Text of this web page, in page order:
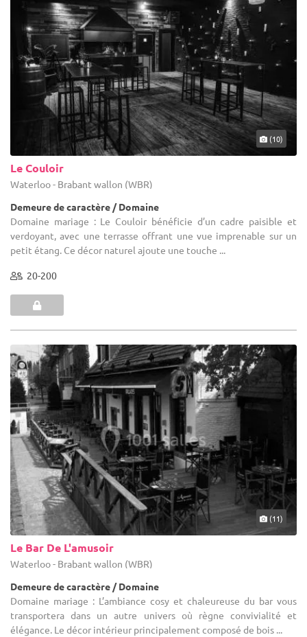
(10)
Le Couloir
Waterloo - Brabant wallon (WBR)
Demeure de caractère / Domaine
Domaine mariage : Le Couloir bénéficie d’un cadre paisible et
verdoyant, avec une terrasse offrant une vue imprenable sur un
petit étang. Ce décor naturel ajoute une touche ...
20-200
(11)
Le Bar De L'amusoir
Waterloo - Brabant wallon (WBR)
Demeure de caractère / Domaine
Domaine mariage : L’ambiance cosy et chaleureuse du bar vous
transportera dans un autre univers où règne convivialité et
élégance. Le décor intérieur principalement composé de bois ...